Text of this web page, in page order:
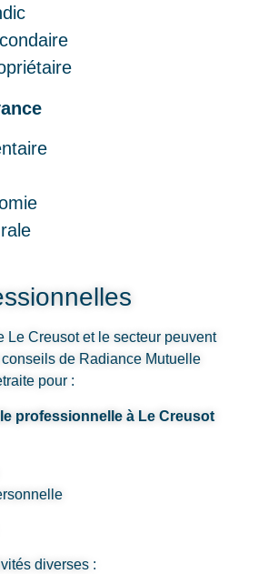
Le Creusot et le secteur peuvent
de Radiance Mutuelle
pour :
professionnelle à Le Creusot
diverses :